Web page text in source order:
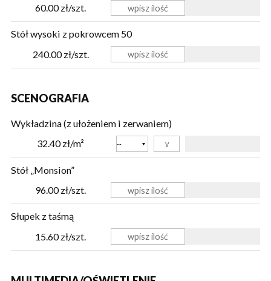
60.00 zł/szt.
Stół wysoki z pokrowcem 50
240.00 zł/szt.
SCENOGRAFIA
Wykładzina (z ułożeniem i zerwaniem)
32.40 zł/m²
Kolor
Stół „Monsion”
96.00 zł/szt.
Słupek z taśmą
15.60 zł/szt.